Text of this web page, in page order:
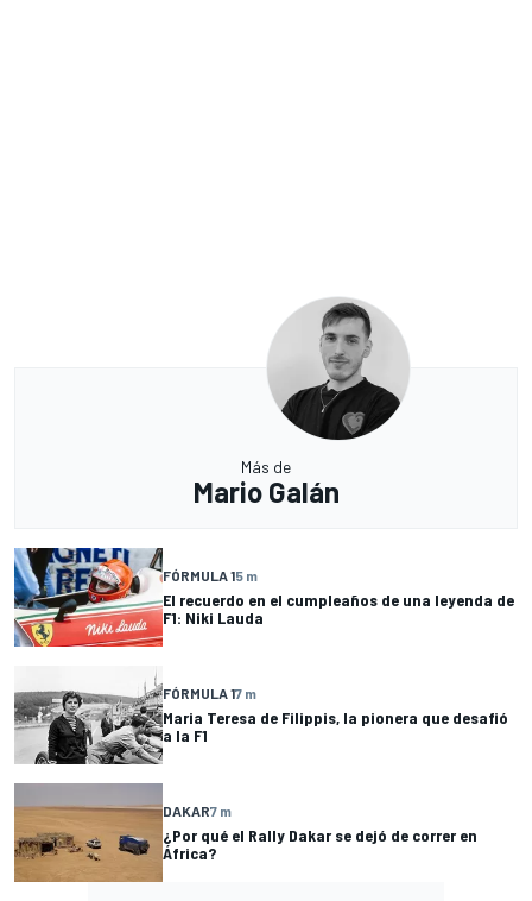
Más de
Mario Galán
FÓRMULA 15 m
El recuerdo en el cumpleaños de una leyenda de
F1: Niki Lauda
FÓRMULA 17 m
Maria Teresa de Filippis, la pionera que desafió
a la F1
DAKAR7 m
¿Por qué el Rally Dakar se dejó de correr en
África?